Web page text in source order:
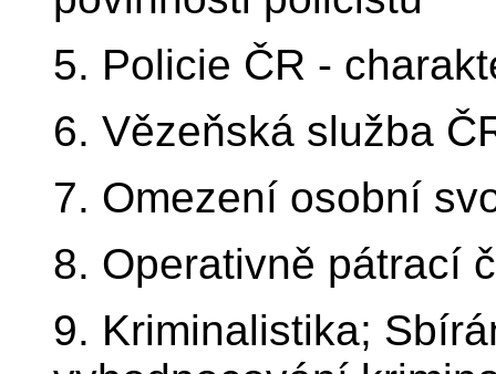
5. Policie ČR -
6. Vězeňská služba
7. Omezení osobní
8. Operativně pátrací
9. Kriminalistika;